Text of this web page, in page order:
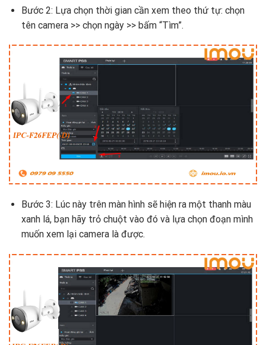
Bước 2: Lựa chọn thời gian cần xem theo thứ tự: chọn
tên camera >> chọn ngày >> bấm “Tìm”.
Bước 3: Lúc này trên màn hình sẽ hiện ra một thanh màu
xanh lá, bạn hãy trỏ chuột vào đó và lựa chọn đoạn mình
muốn xem lại camera là được.